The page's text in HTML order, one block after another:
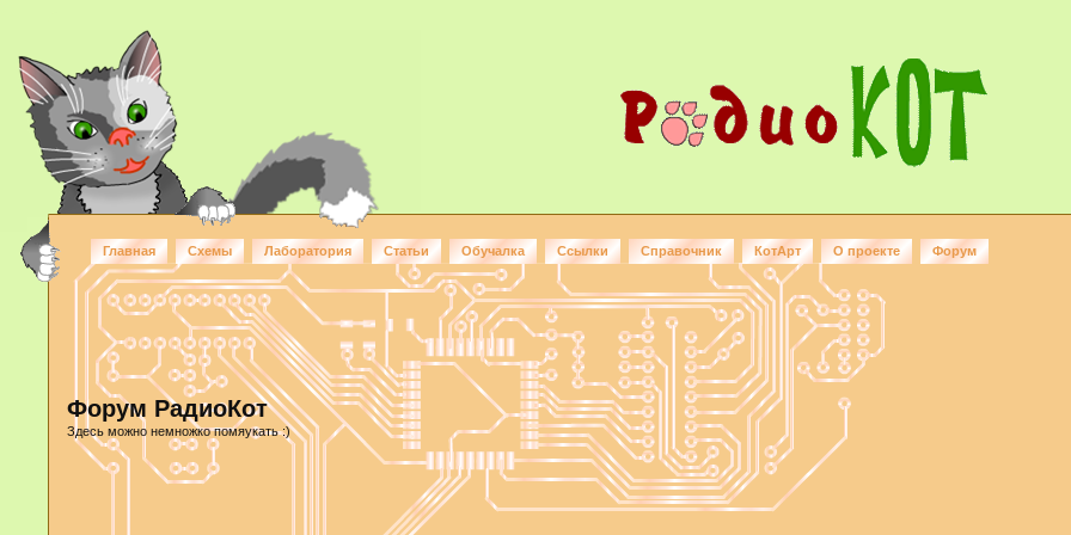
Главная Схемы Лаборатория Статьи Обучалка Ссылки Справочник КотАрт О проекте Форум
Форум РадиоКот
Здесь можно немножко помяукать :)